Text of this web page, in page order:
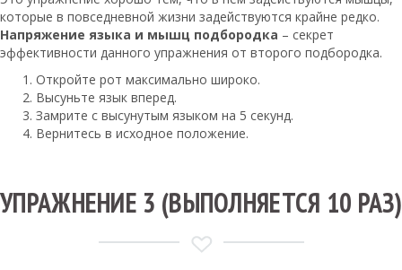
которые в повседневной жизни задействуются крайне редко.
Напряжение языка и мышц подбородка – секрет
эффективности данного упражнения от второго подбородка.
Откройте рот максимально широко.
Высуньте язык вперед.
Замрите с высунутым языком на 5 секунд.
Вернитесь в исходное положение.
УПРАЖНЕНИЕ 3 (ВЫПОЛНЯЕТСЯ 10 РАЗ)